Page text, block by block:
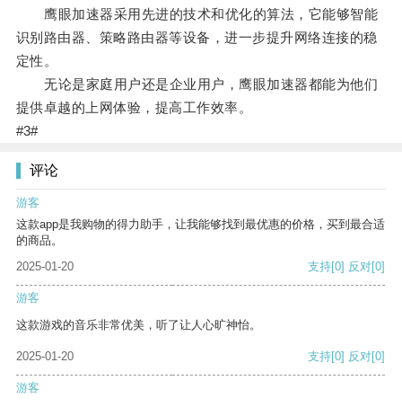
鹰眼加速器采用先进的技术和优化的算法，它能够智能
识别路由器、策略路由器等设备，进一步提升网络连接的稳
定性。
无论是家庭用户还是企业用户，鹰眼加速器都能为他们
提供卓越的上网体验，提高工作效率。
#3#
评论
游客
这款app是我购物的得力助手，让我能够找到最优惠的价格，买到最合适
的商品。
2025-01-20
支持[0] 反对[0]
游客
这款游戏的音乐非常优美，听了让人心旷神怡。
2025-01-20 支持[0] 反对[0]
游客